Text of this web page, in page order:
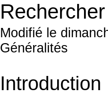
Modifié le
Généralités
Introduction